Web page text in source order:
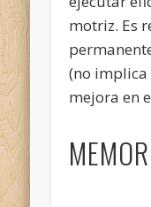
motriz. Es
(no implica
mejora en